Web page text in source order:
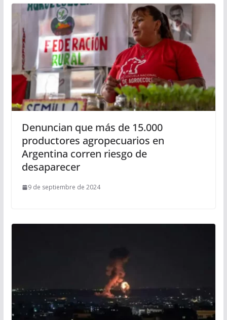
Denuncian que más de 15.000
productores agropecuarios en
Argentina corren riesgo de
desaparecer
9 de septiembre de 2024